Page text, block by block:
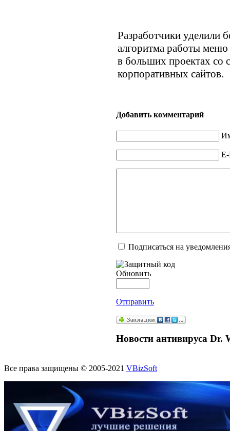
Разработчики уделили
алгоритма работы
в больших проектах
корпоративных сайтов.
Добавить комментарий
E-
Подписаться на
Обновить
Отправить
Новости антивируса Dr.
Все права защищены © 2005-2021 VBizSoft